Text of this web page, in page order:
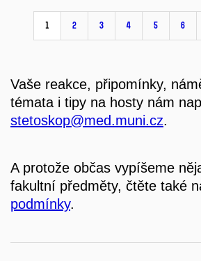
1 2 3 4 5 6
Vaše reakce, připomínky,
témata i tipy na hosty nám
stetoskop@med.muni.cz.
A protože občas vypíšeme
fakultní předměty, čtěte také
podmínky.